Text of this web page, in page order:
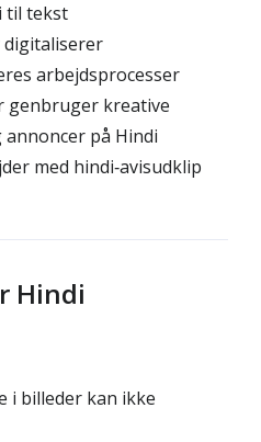
til tekst
digitaliserer
arbejdsprocesser
genbruger kreative
på Hindi
med hindi‑avisudklip
Hindi
i billeder kan ikke